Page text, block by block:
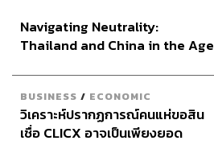
Navigating Neutrality:
Thailand and China in the Age
BUSINESS / ECONOMIC
วิเคราะห์ปรากฏการณ์คนแห่ขอสิน
เชื่อ CLICX อาจเป็นเพียงยอด